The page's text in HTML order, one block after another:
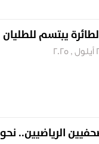
يبتسم للطليان
الرياضيين..